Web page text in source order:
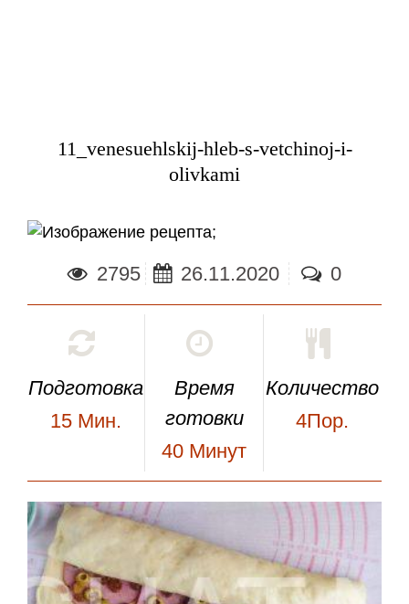
11_venesuehlskij-hleb-s-vetchinoj-i-
olivkami
;
2795 26.11.2020 0
Подготовка
15 Мин.
Время
готовки
40 Минут
Количество
4Пор.